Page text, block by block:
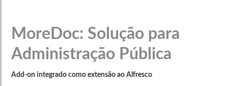
MoreDoc: Solução para
Administração Pública
Add-on integrado como extensão ao Alfresco